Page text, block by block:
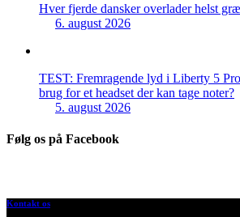
Hver fjerde dansker overlader helst
6. august 2026
TEST: Fremragende lyd i Liberty 5
brug for et headset der kan tage noter?
5. august 2026
Følg os på Facebook
Kontakt os